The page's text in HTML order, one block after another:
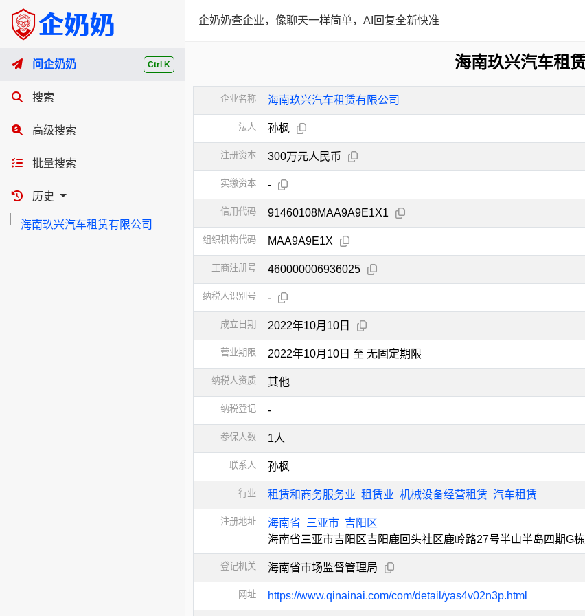
Ctrl K
问企奶奶
搜索
高级搜索
批量搜索
历史
海南玖兴汽车租赁有限公司
企奶奶查企业，像聊天一样简单，AI回复全新快准
海南玖兴汽车租
企业名称 海南玖兴汽车租赁有限公司
法人 孙枫
注册资本 300万元人民币
实缴资本 -
信用代码 91460108MAA9A9E1X1
组织机构代码 MAA9A9E1X
工商注册号 460000006936025
纳税人识别号 -
成立日期 2022年10月10日
营业期限 2022年10月10日 至 无固定期限
纳税人资质 其他
纳税登记 -
参保人数 1人
联系人 孙枫
行业 租赁和商务服务业 租赁业 机械设备经营租赁 汽车租赁
注册地址 海南省 三亚市 吉阳区
海南省三亚市吉阳区吉阳鹿回头社区鹿岭路27号半山半岛四期G
登记机关 海南省市场监督管理局
网址 https://www.qinainai.com/com/detail/yas4v02n3p.html